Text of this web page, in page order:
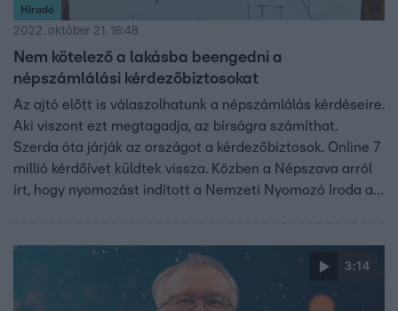
Híradó
2022. október 21. 16:48
Nem kötelező a lakásba beengedni a
népszámlálási kérdezőbiztosokat
Az ajtó előtt is válaszolhatunk a népszámlálás kérdéseire.
Aki viszont ezt megtagadja, az bírságra számíthat.
Szerda óta járják az országot a kérdezőbiztosok. Online 7
millió kérdőívet küldtek vissza. Közben a Népszava arról
írt, hogy nyomozást indított a Nemzeti Nyomozó Iroda az
3:14